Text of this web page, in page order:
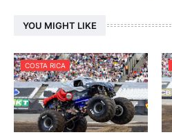
YOU MIGHT LIKE
COSTA RICA